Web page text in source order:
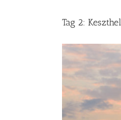
Tag 2:
Zeige
grösseres
Bild